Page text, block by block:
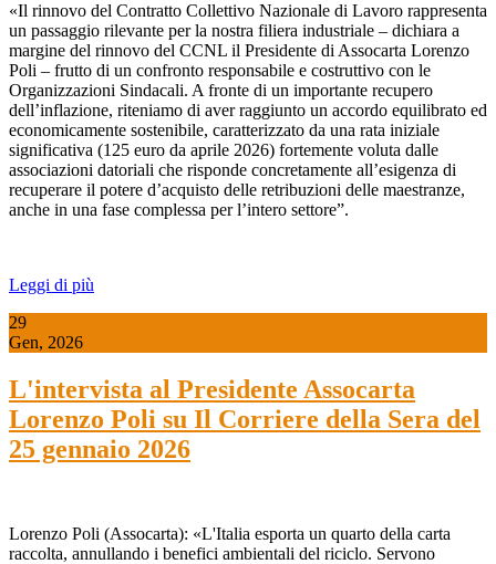
«Il rinnovo del Contratto Collettivo Nazionale di Lavoro rappresenta
un passaggio rilevante per la nostra filiera industriale – dichiara a
margine del rinnovo del CCNL il Presidente di Assocarta Lorenzo
Poli – frutto di un confronto responsabile e costruttivo con le
Organizzazioni Sindacali. A fronte di un importante recupero
dell’inflazione, riteniamo di aver raggiunto un accordo equilibrato ed
economicamente sostenibile, caratterizzato da una rata iniziale
significativa (125 euro da aprile 2026) fortemente voluta dalle
associazioni datoriali che risponde concretamente all’esigenza di
recuperare il potere d’acquisto delle retribuzioni delle maestranze,
anche in una fase complessa per l’intero settore”.
Leggi di più
29
Gen, 2026
L'intervista al Presidente Assocarta
Lorenzo Poli su Il Corriere della Sera del
25 gennaio 2026
Lorenzo Poli (Assocarta): «L'Italia esporta un quarto della carta
raccolta, annullando i benefici ambientali del riciclo. Servono